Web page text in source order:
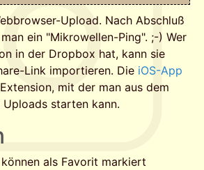
Upload. Nach Abschluß
ein "Mikrowellen-Ping". ;-) Wer
in der Dropbox hat, kann sie
Link importieren. Die iOS-App
mit der man aus dem
Uploads starten kann.
als Favorit markiert